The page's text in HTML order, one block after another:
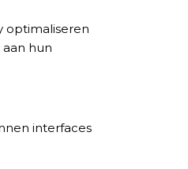
optimaliseren
hun
interfaces